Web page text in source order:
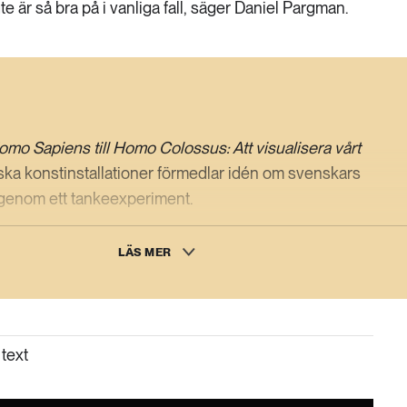
är så bra på i vanliga fall, säger Daniel Pargman.
Sapiens till Homo Colossus: Att visualisera vårt
konstinstallationer förmedlar idén om svenskars
ett tankeexperiment.
som våra energifotavtryck kallas Homo Colossus.
i fyra steg används för att förmedla en
LÄS MER
text